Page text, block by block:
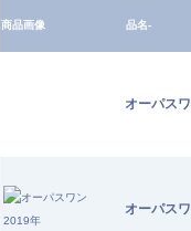
商品画像 品名-
オーパス
オーパス